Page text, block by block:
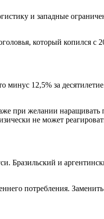
и западные
который копился с
12,5% за
при желании наращивать
не может
Бразильский и
потребления.